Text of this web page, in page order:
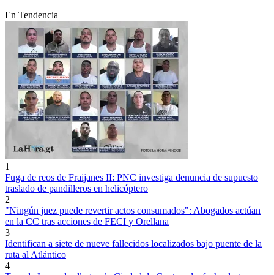
En Tendencia
1
Fuga de reos de Fraijanes II: PNC investiga denuncia de supuesto
traslado de pandilleros en helicóptero
2
"Ningún juez puede revertir actos consumados": Abogados actúan
en la CC tras acciones de FECI y Orellana
3
Identifican a siete de nueve fallecidos localizados bajo puente de la
ruta al Atlántico
4